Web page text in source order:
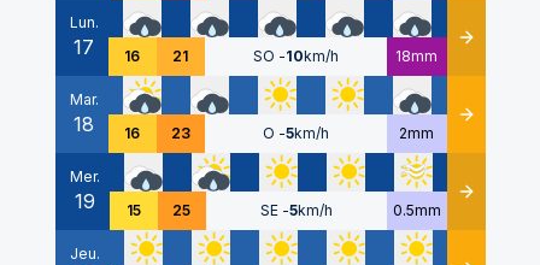
Lun.
17 16 21 SO -10km/h 18mm Détails
Mar.
18 16 23 O -5km/h 2mm Détails
Mer.
19 15 25 SE -5km/h 0.5mm Détails
Jeu.